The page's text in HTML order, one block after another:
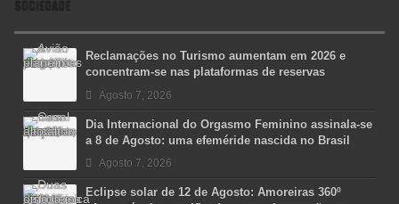
SOCIEDADE
Reclamações no Turismo aumentam em 2026 e
concentram-se nas plataformas de reservas
Agosto 7, 2026
Dia Internacional do Orgasmo Feminino assinala-se
a 8 de Agosto: uma efeméride nascida no Brasil
Agosto 7, 2026
Eclipse solar de 12 de Agosto: Amoreiras 360º